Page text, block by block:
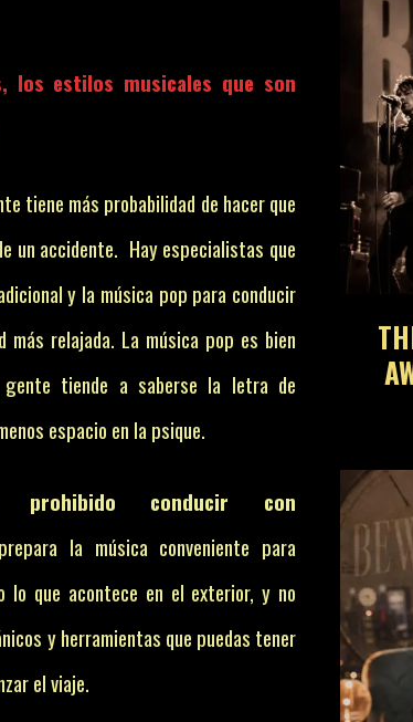
los estilos musicales que son
tiene más probabilidad de hacer que
un accidente. Hay especialistas que
y la música pop para conducir
relajada. La música pop es bien
tiende a saberse la letra de
espacio en la psique.
prohibido conducir con
la música conveniente para
que acontece en el exterior, y no
y herramientas que puedas tener
el viaje.